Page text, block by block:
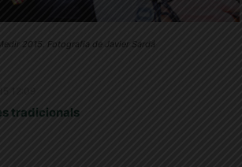
2015. Fotografia de Javier Sardá
tradicionals